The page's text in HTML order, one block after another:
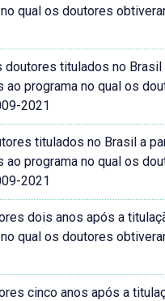
qual os doutores
titulados no
ao programa no qual os
2021
titulados no Brasil a
ao programa no qual os
2021
dois anos após a
qual os doutores
cinco anos após a